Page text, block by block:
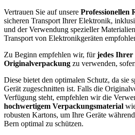
Vertrauen Sie auf unsere Professionellen
sicheren Transport Ihrer Elektronik,
und der Verwendung spezieller
Transport von Elektronikgeräten
Zu Beginn empfehlen wir, fürjedes
Originalverpackung zu verwenden,
Diese bietet den optimalen Schutz, da sie
Gerät zugeschnitten ist. Falls die
Verfügung steht, empfehlen wir die
hochwertigem Verpackungsmaterial
robusten Kartons, um Ihre Geräte
Bern optimal zu schützen.